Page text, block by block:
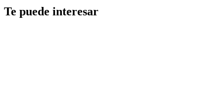
Te puede interesar